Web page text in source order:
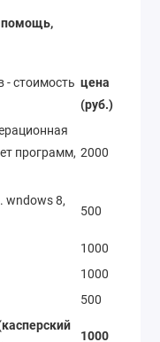
помощь,
- стоимость цена
(руб.)
программ, 2000
wndows 8,
500
1000
1000
500
1000